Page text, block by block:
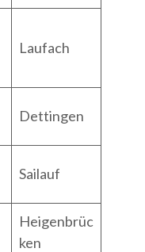
Laufach
Dettingen
Sailauf
Heigenbrüc
ken